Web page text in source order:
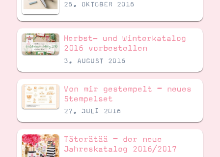
Angebote
Demonstrator werden
Blog
Gutscheine
Produkte erklärt
Über mich
Über Stampin’ Up!
Tipps & Tricks
Ordnungstipps
26. OKTOBER 2016
Herbst- und Winterkatalog
2016 vorbestellen
3. AUGUST 2016
Von mir gestempelt – neues
Stempelset
27. JULI 2016
Täterätää – der neue
Jahreskatalog 2016/2017